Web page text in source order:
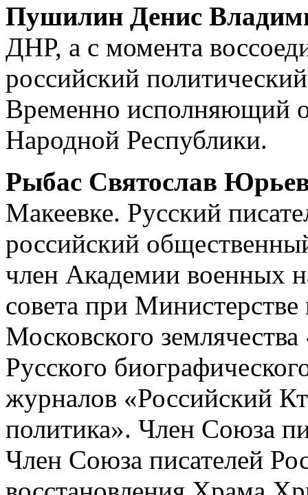
Пушилин Денис
ДНР, а с момента
российский
Временно исполняющий
Народной Республики.
Рыбас Святослав
Макеевке. Русский
российский
член Академии военных
совета при
Московского
Русского
журналов «Российский
политика». Член Союза
Член Союза писателей